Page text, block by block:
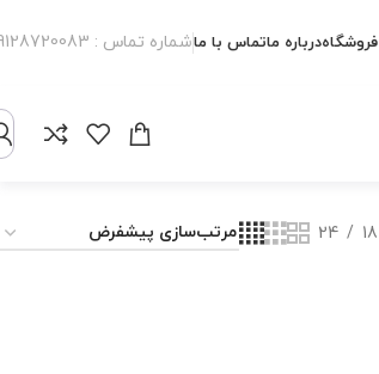
فروشگاهدرباره ماتماس با ماشماره تماس : 09128720083
18
24